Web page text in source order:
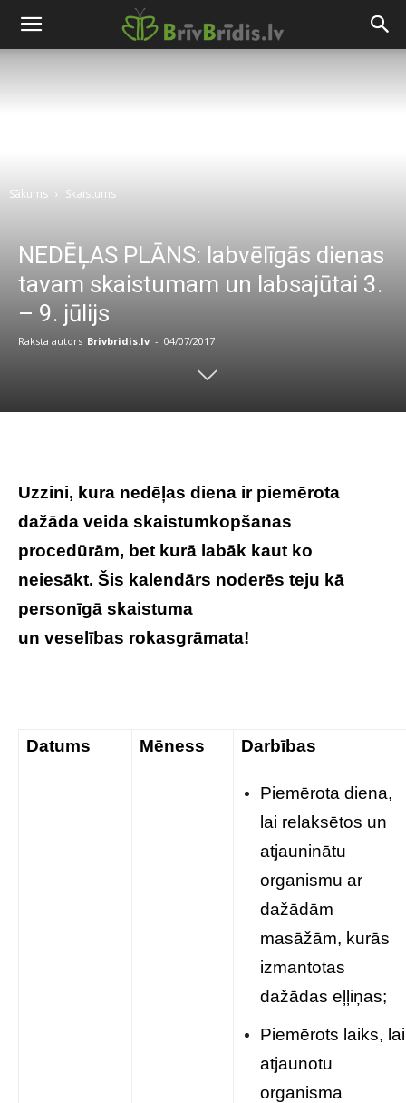
Sākums Skaistums
NEDĒĻAS PLĀNS: labvēlīgās dienas
tavam skaistumam un labsajūtai 3.
– 9. jūlijs
Raksta autors Brivbridis.lv - 04/07/2017
Uzzini, kura nedēļas diena ir piemērota
dažāda veida skaistumkopšanas
procedūrām, bet kurā labāk kaut ko
neiesākt. Šis kalendārs noderēs teju kā
personīgā skaistuma
un veselības rokasgrāmata!
Datums Mēness Darbības
Piemērota diena,
lai relaksētos un
atjauninātu
organismu ar
dažādām
masāžām, kurās
izmantotas
dažādas eļļiņas;
Piemērots laiks, lai
atjaunotu
organisma